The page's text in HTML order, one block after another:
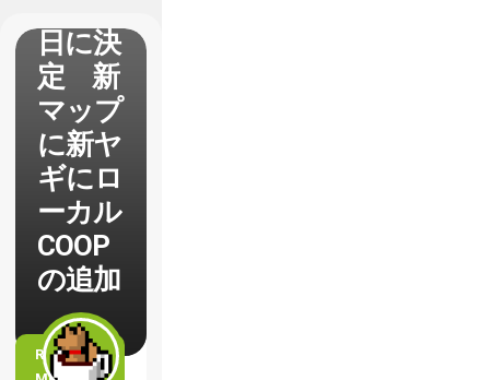
日に決
定 新
マップ
に新ヤ
ギにロ
ーカル
COOP
の追加
READ